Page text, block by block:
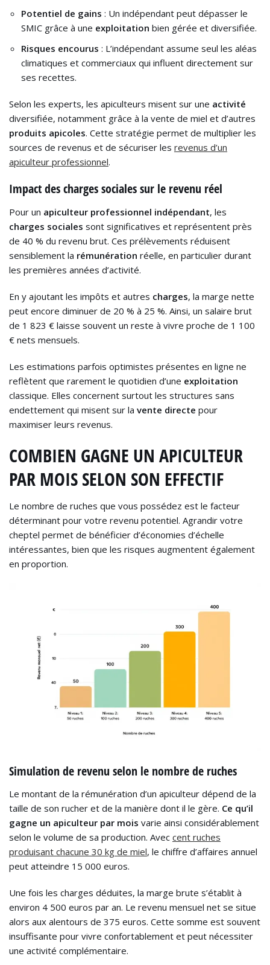
Potentiel de gains : Un indépendant peut dépasser le
SMIC grâce à une exploitation bien gérée et diversifiée.
Risques encourus : L’indépendant assume seul les aléas
climatiques et commerciaux qui influent directement sur
ses recettes.
Selon les experts, les apiculteurs misent sur une activité
diversifiée, notamment grâce à la vente de miel et d’autres
produits apicoles. Cette stratégie permet de multiplier les
sources de revenus et de sécuriser les revenus d’un
apiculteur professionnel.
Impact des charges sociales sur le revenu réel
Pour un apiculteur professionnel indépendant, les
charges sociales sont significatives et représentent près
de 40 % du revenu brut. Ces prélèvements réduisent
sensiblement la rémunération réelle, en particulier durant
les premières années d’activité.
En y ajoutant les impôts et autres charges, la marge nette
peut encore diminuer de 20 % à 25 %. Ainsi, un salaire brut
de 1 823 € laisse souvent un reste à vivre proche de 1 100
€ nets mensuels.
Les estimations parfois optimistes présentes en ligne ne
reflètent que rarement le quotidien d’une exploitation
classique. Elles concernent surtout les structures sans
endettement qui misent sur la vente directe pour
maximiser leurs revenus.
COMBIEN GAGNE UN APICULTEUR
PAR MOIS SELON SON EFFECTIF
Le nombre de ruches que vous possédez est le facteur
déterminant pour votre revenu potentiel. Agrandir votre
cheptel permet de bénéficier d’économies d’échelle
intéressantes, bien que les risques augmentent également
en proportion.
Simulation de revenu selon le nombre de ruches
Le montant de la rémunération d’un apiculteur dépend de la
taille de son rucher et de la manière dont il le gère. Ce qu’il
gagne un apiculteur par mois varie ainsi considérablement
selon le volume de sa production. Avec cent ruches
produisant chacune 30 kg de miel, le chiffre d’affaires annuel
peut atteindre 15 000 euros.
Une fois les charges déduites, la marge brute s’établit à
environ 4 500 euros par an. Le revenu mensuel net se situe
alors aux alentours de 375 euros. Cette somme est souvent
insuffisante pour vivre confortablement et peut nécessiter
une activité complémentaire.